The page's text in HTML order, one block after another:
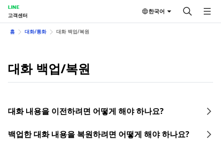
LINE
고객센터
한국어
홈 대화/통화 대화 백업/복원
대화 백업/복원
대화 내용을 이전하려면 어떻게 해야 하나요?
백업한 대화 내용을 복원하려면 어떻게 해야 하나요?